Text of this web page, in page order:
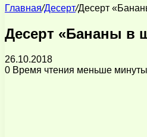
Главная/Десерт/Десерт
Десерт «Бананы в
26.10.2018
0 Время чтения меньше минуты